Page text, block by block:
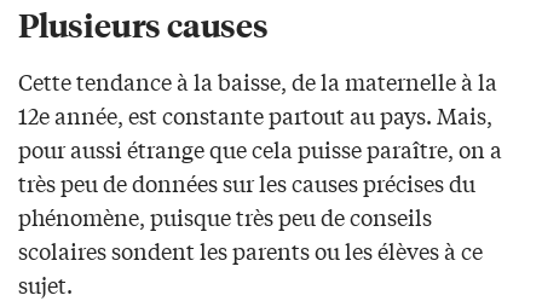
Plusieurs causes
Cette tendance à la baisse, de la maternelle à la
12e année, est constante partout au pays. Mais,
pour aussi étrange que cela puisse paraître, on a
très peu de données sur les causes précises du
phénomène, puisque très peu de conseils
scolaires sondent les parents ou les élèves à ce
sujet.